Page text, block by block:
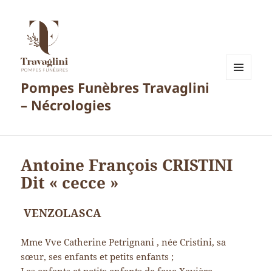
Pompes Funèbres Travaglini
– Nécrologies
Antoine François CRISTINI
Dit « cecce »
VENZOLASCA
Mme Vve Catherine Petrignani , née Cristini, sa
sœur, ses enfants et petits enfants ;